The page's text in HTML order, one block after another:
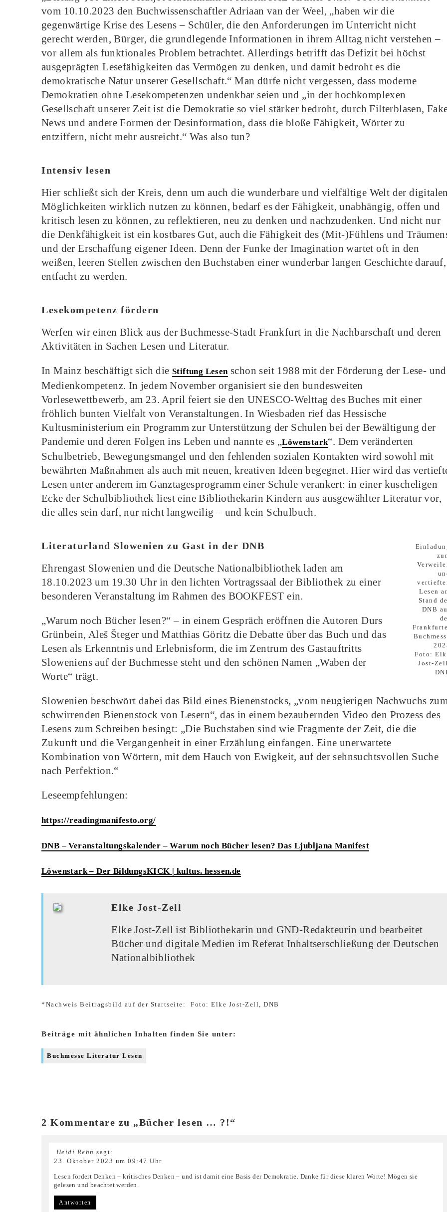
vom 10.10.2023 den Buchwissenschaftler Adriaan van der Weel, „haben wir die
gegenwärtige Krise des Lesens – Schüler, die den Anforderungen im Unterricht nicht
gerecht werden, Bürger, die grundlegende Informationen in ihrem Alltag nicht verstehen –
vor allem als funktionales Problem betrachtet. Allerdings betrifft das Defizit bei höchst
ausgeprägten Lesefähigkeiten das Vermögen zu denken, und damit bedroht es die
demokratische Natur unserer Gesellschaft.“ Man dürfe nicht vergessen, dass moderne
Demokratien ohne Lesekompetenzen undenkbar seien und „in der hochkomplexen
Gesellschaft unserer Zeit ist die Demokratie so viel stärker bedroht, durch Filterblasen,
News und andere Formen der Desinformation, dass die bloße Fähigkeit, Wörter zu
entziffern, nicht mehr ausreicht.“ Was also tun?
Intensiv lesen
Hier schließt sich der Kreis, denn um auch die wunderbare und vielfältige Welt der digitalen
Möglichkeiten wirklich nutzen zu können, bedarf es der Fähigkeit, unabhängig, offen und
kritisch lesen zu können, zu reflektieren, neu zu denken und nachzudenken. Und nicht nur
die Denkfähigkeit ist ein kostbares Gut, auch die Fähigkeit des (Mit-)Fühlens und
und der Erschaffung eigener Ideen. Denn der Funke der Imagination wartet oft in den
weißen, leeren Stellen zwischen den Buchstaben einer wunderbar langen Geschichte darauf,
entfacht zu werden.
Lesekompetenz fördern
Werfen wir einen Blick aus der Buchmesse-Stadt Frankfurt in die Nachbarschaft und deren
Aktivitäten in Sachen Lesen und Literatur.
In Mainz beschäftigt sich die Stiftung Lesenschon seit 1988 mit der Förderung der Lese- und
Medienkompetenz. In jedem November organisiert sie den bundesweiten
Vorlesewettbewerb, am 23. April feiert sie den UNESCO-Welttag des Buches mit einer
fröhlich bunten Vielfalt von Veranstaltungen. In Wiesbaden rief das Hessische
Kultusministerium ein Programm zur Unterstützung der Schulen bei der Bewältigung der
Pandemie und deren Folgen ins Leben und nannte es „Löwenstark“. Dem veränderten
Schulbetrieb, Bewegungsmangel und den fehlenden sozialen Kontakten wird sowohl mit
bewährten Maßnahmen als auch mit neuen, kreativen Ideen begegnet. Hier wird das
Lesen unter anderem im Ganztagesprogramm einer Schule verankert: in einer kuscheligen
Ecke der Schulbibliothek liest eine Bibliothekarin Kindern aus ausgewählter Literatur vor,
die alles sein darf, nur nicht langweilig – und kein Schulbuch.
Lesen
Stand
DNB
Foto:
Jost-Zell,
Literaturland Slowenien zu Gast in der DNB
Ehrengast Slowenien und die Deutsche Nationalbibliothek laden am
18.10.2023 um 19.30 Uhr in den lichten Vortragssaal der Bibliothek zu einer
besonderen Veranstaltung im Rahmen des BOOKFEST ein.
„Warum noch Bücher lesen?“ – in einem Gespräch eröffnen die Autoren Durs
Grünbein, Aleš Šteger und Matthias Göritz die Debatte über das Buch und das
Lesen als Erkenntnis und Erlebnisform, die im Zentrum des Gastauftritts
Sloweniens auf der Buchmesse steht und den schönen Namen „Waben der
Worte“ trägt.
Slowenien beschwört dabei das Bild eines Bienenstocks, „vom neugierigen Nachwuchs
schwirrenden Bienenstock von Lesern“, das in einem bezaubernden Video den Prozess des
Lesens zum Schreiben besingt: „Die Buchstaben sind wie Fragmente der Zeit, die die
Zukunft und die Vergangenheit in einer Erzählung einfangen. Eine unerwartete
Kombination von Wörtern, mit dem Hauch von Ewigkeit, auf der sehnsuchtsvollen Suche
nach Perfektion.“
Leseempfehlungen:
https://readingmanifesto.org/
DNB – Veranstaltungskalender – Warum noch Bücher lesen? Das Ljubljana Manifest
Löwenstark – Der BildungsKICK | kultus. hessen.de
Elke Jost-Zell
Elke Jost-Zell ist Bibliothekarin und GND-Redakteurin und bearbeitet
Bücher und digitale Medien im Referat Inhaltserschließung der Deutschen
Nationalbibliothek
*Nachweis Beitragsbild auf der Startseite: Foto: Elke Jost-Zell, DNB
Beiträge mit ähnlichen Inhalten finden Sie unter:
Buchmesse Literatur Lesen
2 Kommentare zu „Bücher lesen … ?!“
Heidi Rehn sagt:
23. Oktober 2023 um 09:47 Uhr
Lesen fördert Denken – kritisches Denken – und ist damit eine Basis der Demokratie. Danke für diese klaren Worte! Mögen sie
gelesen und beachtet werden.
Antworten